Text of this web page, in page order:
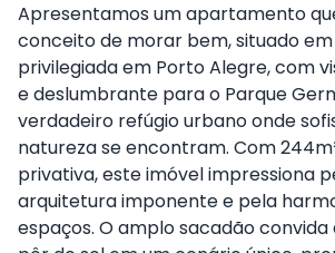
Apresentamos um apartamento
conceito de morar bem, situado
privilegiada em Porto Alegre, com
e deslumbrante para o Parque
verdadeiro refúgio urbano onde
natureza se encontram. Com
privativa, este imóvel impressiona
arquitetura imponente e pela
espaços. O amplo sacadão